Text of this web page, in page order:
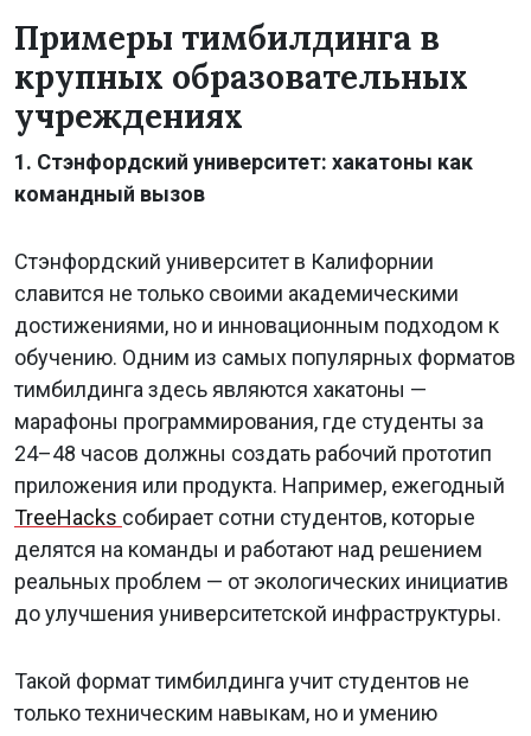
Примеры тимбилдинга в
крупных образовательных
учреждениях
1. Стэнфордский университет: хакатоны как
командный вызов
Стэнфордский университет в Калифорнии
славится не только своими академическими
достижениями, но и инновационным подходом к
обучению. Одним из самых популярных форматов
тимбилдинга здесь являются хакатоны —
марафоны программирования, где студенты за
24–48 часов должны создать рабочий прототип
приложения или продукта. Например, ежегодный
TreeHacks собирает сотни студентов, которые
делятся на команды и работают над решением
реальных проблем — от экологических инициатив
до улучшения университетской инфраструктуры.
Такой формат тимбилдинга учит студентов не
только техническим навыкам, но и умению